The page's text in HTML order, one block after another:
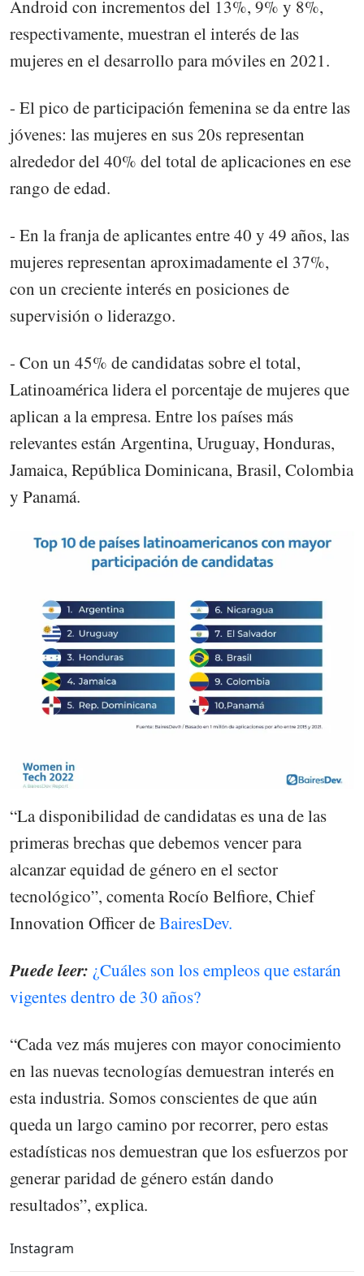
Android con incrementos del 13%, 9% y 8%,
respectivamente, muestran el interés de las
mujeres en el desarrollo para móviles en 2021.
- El pico de participación femenina se da entre las
jóvenes: las mujeres en sus 20s representan
alrededor del 40% del total de aplicaciones en ese
rango de edad.
- En la franja de aplicantes entre 40 y 49 años, las
mujeres representan aproximadamente el 37%,
con un creciente interés en posiciones de
supervisión o liderazgo.
- Con un 45% de candidatas sobre el total,
Latinoamérica lidera el porcentaje de mujeres que
aplican a la empresa. Entre los países más
relevantes están Argentina, Uruguay, Honduras,
Jamaica, República Dominicana, Brasil, Colombia
y Panamá.
“La disponibilidad de candidatas es una de las
primeras brechas que debemos vencer para
alcanzar equidad de género en el sector
tecnológico”, comenta Rocío Belfiore, Chief
Innovation Officer deBairesDev.
Puede leer: ¿Cuáles son los empleos que estarán
vigentes dentro de 30 años?
“Cada vez más mujeres con mayor conocimiento
en las nuevas tecnologías demuestran interés en
esta industria. Somos conscientes de que aún
queda un largo camino por recorrer, pero estas
estadísticas nos demuestran que los esfuerzos por
generar paridad de género están dando
resultados”, explica.
Instagram